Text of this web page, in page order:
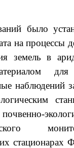
было
на процессы
земель в
для
наблюдений